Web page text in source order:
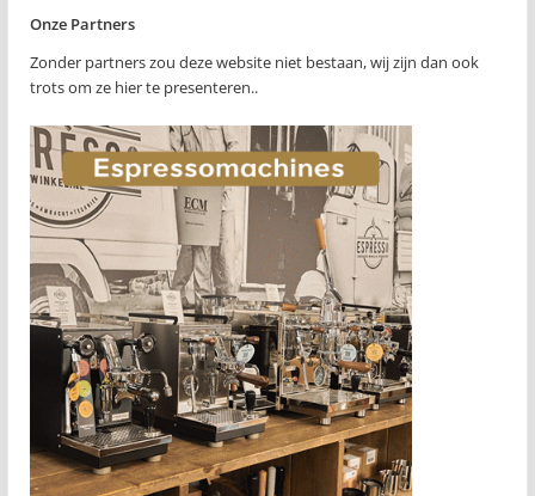
Onze Partners
Zonder partners zou deze website niet bestaan, wij zijn dan ook
trots om ze hier te presenteren..